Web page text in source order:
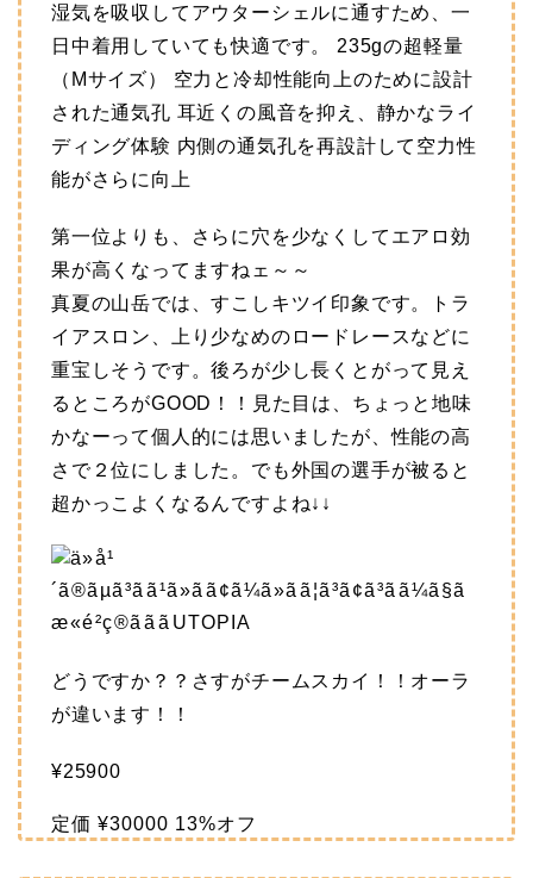
湿気を吸収してアウターシェルに通すため、一
日中着用していても快適です。 235gの超軽量
（Mサイズ） 空力と冷却性能向上のために設計
された通気孔 耳近くの風音を抑え、静かなライ
ディング体験 内側の通気孔を再設計して空力性
能がさらに向上
第一位よりも、さらに穴を少なくしてエアロ効
果が高くなってますねェ～～
真夏の山岳では、すこしキツイ印象です。トラ
イアスロン、上り少なめのロードレースなどに
重宝しそうです。後ろが少し長くとがって見え
るところがGOOD！！見た目は、ちょっと地味
かなーって個人的には思いましたが、性能の高
さで２位にしました。でも外国の選手が被ると
超かっこよくなるんですよね↓↓
どうですか？？さすがチームスカイ！！オーラ
が違います！！
¥25900
定価 ¥30000 13%オフ